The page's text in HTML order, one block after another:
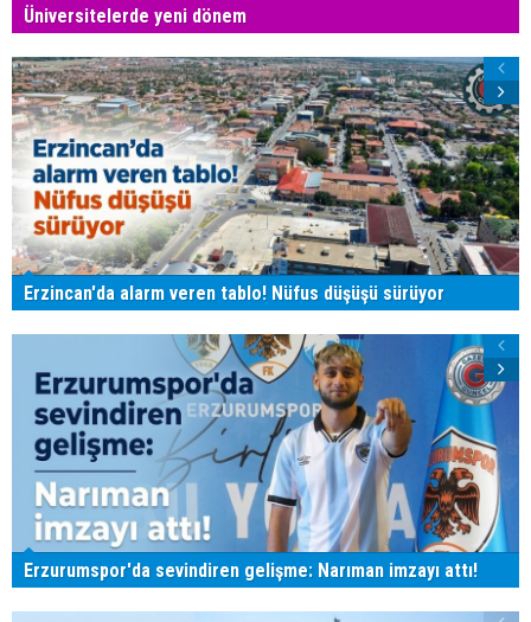
Üniversitelerde yeni dönem
Erzincan'da alarm veren tablo! Nüfus düşüşü sürüyor
Erzurumspor'da sevindiren gelişme: Narıman imzayı attı!